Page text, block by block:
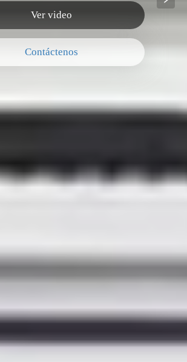
Ver video
Contáctenos